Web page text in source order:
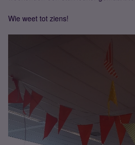
Wie weet tot ziens!